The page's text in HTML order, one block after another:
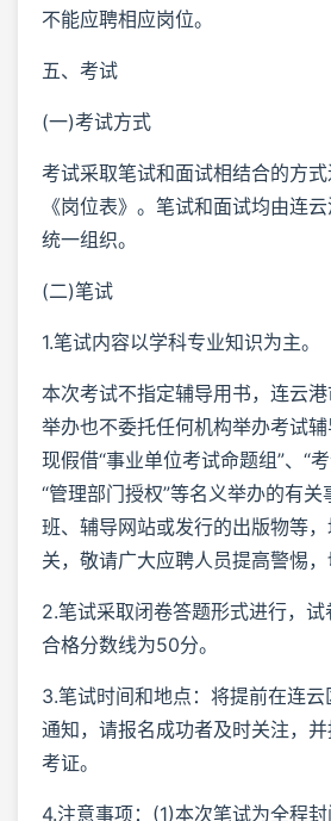
不能应聘相应岗位。
五、考试
(一)考试方式
考试采取笔试和面试相结合的方
《岗位表》。笔试和面试均由连
统一组织。
(二)笔试
1.笔试内容以学科专业知识为主。
本次考试不指定辅导用书，连云
举办也不委托任何机构举办考试
现假借“事业单位考试命题组”、“考
“管理部门授权”等名义举办的有
班、辅导网站或发行的出版物等
关，敬请广大应聘人员提高警惕，
2.笔试采取闭卷答题形式进行，
合格分数线为50分。
3.笔试时间和地点：将提前在连
通知，请报名成功者及时关注，
考证。
4.注意事项：(1)本次笔试为全程